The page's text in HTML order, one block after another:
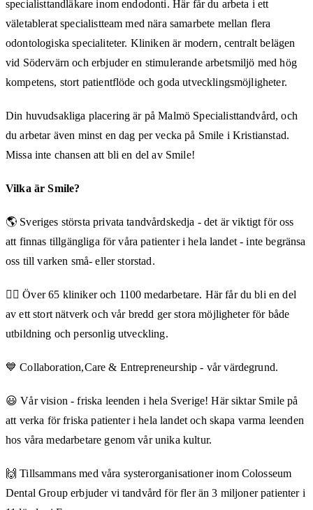
specialisttandläkare inom endodonti. Här får du arbeta i ett
väletablerat specialistteam med nära samarbete mellan flera
odontologiska specialiteter. Kliniken är modern, centralt belägen
vid Södervärn och erbjuder en stimulerande arbetsmiljö med hög
kompetens, stort patientflöde och goda utvecklingsmöjligheter.
Din huvudsakliga placering är på Malmö Specialisttandvård, och
du arbetar även minst en dag per vecka på Smile i Kristianstad.
Missa inte chansen att bli en del av Smile!
Vilka är Smile?
🌎 Sveriges största privata tandvårdskedja - det är viktigt för oss
att finnas tillgängliga för våra patienter i hela landet - inte begränsa
oss till varken små- eller storstad.
👨‍⚕️ Över 65 kliniker och 1100 medarbetare. Här får du bli en del
av ett stort nätverk och vår bredd ger stora möjligheter för både
utbildning och personlig utveckling.
💙 Collaboration,Care & Entrepreneurship - vår värdegrund.
😃 Vår vision - friska leenden i hela Sverige! Här siktar Smile på
att verka för friska patienter i hela landet och skapa varma leenden
hos våra medarbetare genom vår unika kultur.
🙌 Tillsammans med våra systerorganisationer inom Colosseum
Dental Group erbjuder vi tandvård för fler än 3 miljoner patienter i